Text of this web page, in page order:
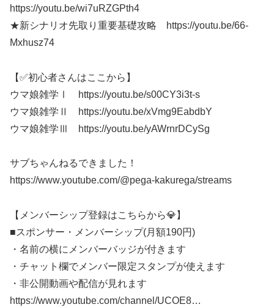
https://youtu.be/wi7uRZGPth4
★新シナリオ先取り重要基礎攻略 https://youtu.be/66-
Mxhusz74
【✅初心者さんはここから】
ウマ娘雑学Ⅰ https://youtu.be/s00CY3i3t-s
ウマ娘雑学Ⅱ https://youtu.be/xVmg9EabdbY
ウマ娘雑学Ⅲ https://youtu.be/yAWrnrDCySg
サブちゃんねるできました！
https://www.youtube.com/@pega-kakurega/streams
【メンバーシップ登録はこちらから💎】
■スポンサー・メンバーシップ(月額190円)
・名前の横にメンバーバッジが付きます
・チャット欄でメンバー限定スタンプが使えます
・非公開動画や配信が見れます
https://www.youtube.com/channel/UCOE8​​​…